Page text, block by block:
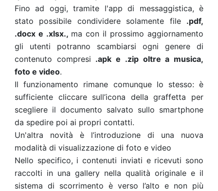
Fino ad oggi, tramite l'app di messaggistica, è
stato possibile condividere solamente file .pdf,
.docx e .xlsx., ma con il prossimo aggiornamento
gli utenti potranno scambiarsi ogni genere di
contenuto compresi .apk e .zip oltre a musica,
foto e video.
Il funzionamento rimane comunque lo stesso: è
sufficiente cliccare sull’icona della graffetta per
scegliere il documento salvato sullo smartphone
da spedire poi ai propri contatti.
Un'altra novità è l’introduzione di una nuova
modalità di visualizzazione di foto e video
Nello specifico, i contenuti inviati e ricevuti sono
raccolti in una gallery nella qualità originale e il
sistema di scorrimento è verso l’alto e non più